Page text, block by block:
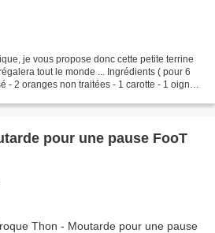
je vous propose donc cette petite terrine
tout le monde ... Ingrédients ( pour 6
- 2 oranges non traitées - 1 carotte - 1 oignon
pour une pause FooT